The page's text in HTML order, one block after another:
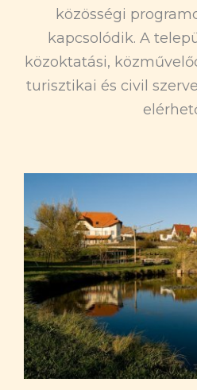
közösségi
kapcsolódik. A
közoktatási,
turisztikai és civil